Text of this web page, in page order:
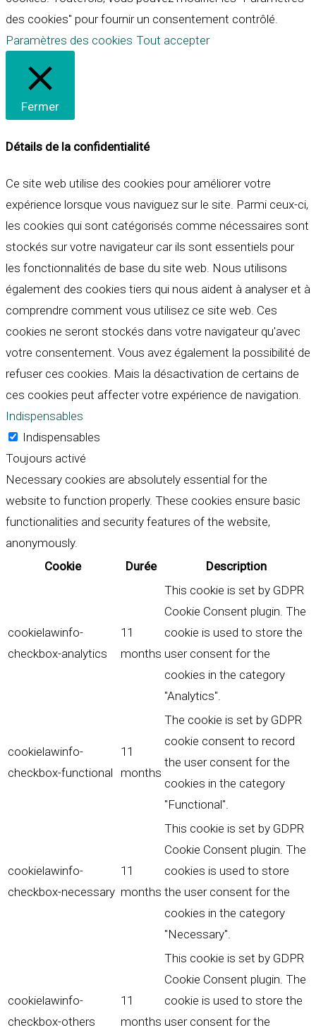
des cookies" pour fournir un consentement contrôlé.
Paramètres des cookies Tout accepter
Fermer
Détails de la confidentialité
Ce site web utilise des cookies pour améliorer votre
expérience lorsque vous naviguez sur le site. Parmi ceux-ci,
les cookies qui sont catégorisés comme nécessaires sont
stockés sur votre navigateur car ils sont essentiels pour
les fonctionnalités de base du site web. Nous utilisons
également des cookies tiers qui nous aident à analyser et à
comprendre comment vous utilisez ce site web. Ces
cookies ne seront stockés dans votre navigateur qu'avec
votre consentement. Vous avez également la possibilité de
refuser ces cookies. Mais la désactivation de certains de
ces cookies peut affecter votre expérience de navigation.
Indispensables
Indispensables
Toujours activé
Necessary cookies are absolutely essential for the
website to function properly. These cookies ensure basic
functionalities and security features of the website,
anonymously.
Cookie
Durée Description
cookielawinfo-
checkbox-analytics
11
months
This cookie is set by GDPR
Cookie Consent plugin. The
cookie is used to store the
user consent for the
cookies in the category
"Analytics".
cookielawinfo-
checkbox-functional
11
months
The cookie is set by GDPR
cookie consent to record
the user consent for the
cookies in the category
"Functional".
cookielawinfo-
checkbox-necessary
11
months
This cookie is set by GDPR
Cookie Consent plugin. The
cookies is used to store
the user consent for the
cookies in the category
"Necessary".
cookielawinfo-
checkbox-others
11
months
This cookie is set by GDPR
Cookie Consent plugin. The
cookie is used to store the
user consent for the